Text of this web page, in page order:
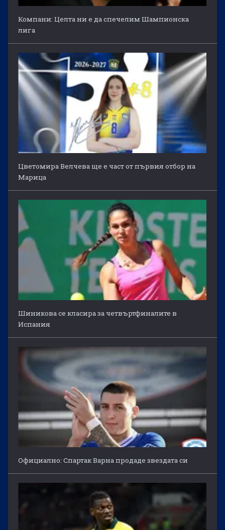
Компани: Целта ни е да спечелим Шампионска
лига
Цветомира Велчева ще е част от първия отбор на
Марица
Шиникова се класира за четвъртфиналите в
Испания
Официално: Спартак Варна продаде звездата си